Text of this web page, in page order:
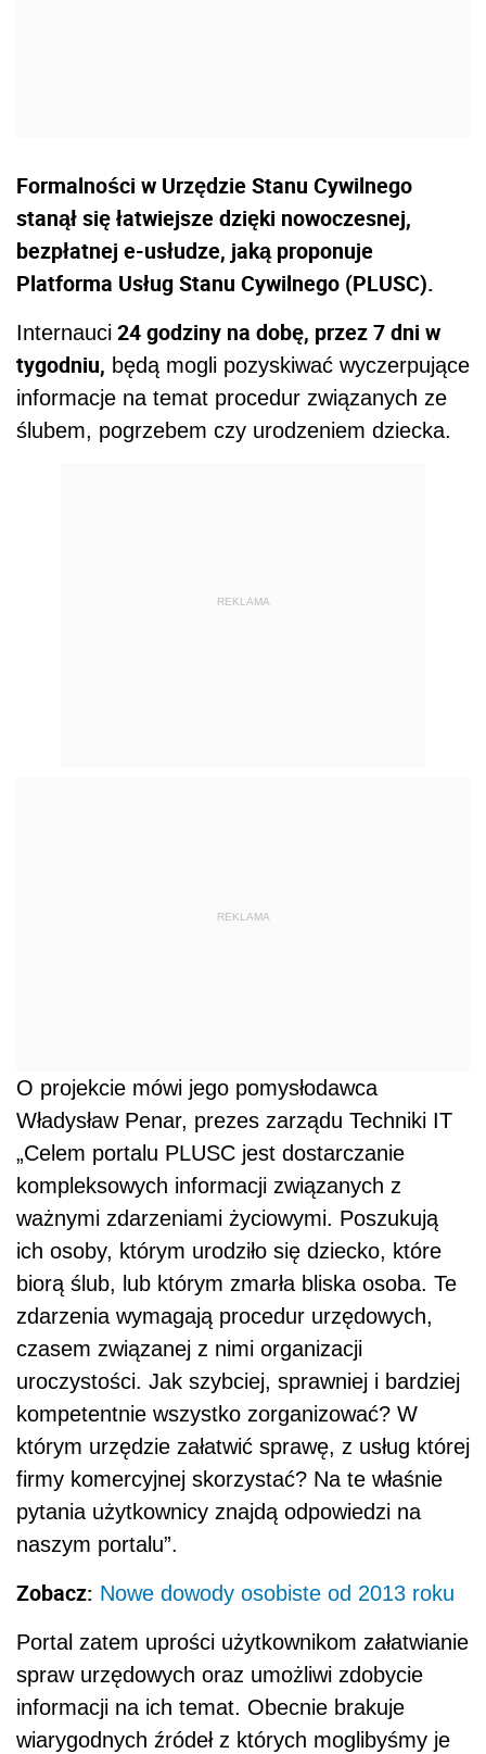
Formalności w Urzędzie Stanu Cywilnego
stanął się łatwiejsze dzięki nowoczesnej,
bezpłatnej e-usłudze, jaką proponuje
Platforma Usług Stanu Cywilnego (PLUSC).
Internauci 24 godziny na dobę, przez 7 dni w
tygodniu, będą mogli pozyskiwać wyczerpujące
informacje na temat procedur związanych ze
ślubem, pogrzebem czy urodzeniem dziecka.
REKLAMA
REKLAMA
O projekcie mówi jego pomysłodawca
Władysław Penar, prezes zarządu Techniki IT
„Celem portalu PLUSC jest dostarczanie
kompleksowych informacji związanych z
ważnymi zdarzeniami życiowymi. Poszukują
ich osoby, którym urodziło się dziecko, które
biorą ślub, lub którym zmarła bliska osoba. Te
zdarzenia wymagają procedur urzędowych,
czasem związanej z nimi organizacji
uroczystości. Jak szybciej, sprawniej i bardziej
kompetentnie wszystko zorganizować? W
którym urzędzie załatwić sprawę, z usług której
firmy komercyjnej skorzystać? Na te właśnie
pytania użytkownicy znajdą odpowiedzi na
naszym portalu”.
Zobacz: Nowe dowody osobiste od 2013 roku
Portal zatem uprości użytkownikom załatwianie
spraw urzędowych oraz umożliwi zdobycie
informacji na ich temat. Obecnie brakuje
wiarygodnych źródeł z których moglibyśmy je